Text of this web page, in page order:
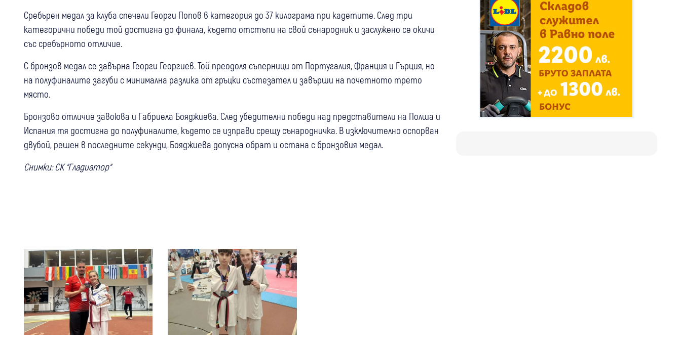
Сребърен медал за клуба спечели Георги Попов в категория до 37 килограма при кадетите. След три
категорични победи той достигна до финала, където отстъпи на свой сънародник и заслужено се окичи
със сребърното отличие.
С бронзов медал се завърна Георги Георгиев. Той преодоля съперници от Португалия, Франция и Гърция, но
на полуфиналите загуби с минимална разлика от гръцки състезател и завърши на почетното трето
място.
Бронзово отличие завоюва и Габриела Бояджиева. След убедителни победи над представители на Полша и
Испания тя достигна до полуфиналите, където се изправи срещу сънародничка. В изключително оспорван
двубой, решен в последните секунди, Бояджиева допусна обрат и остана с бронзовия медал.
Снимки: СК “Гладиатор“